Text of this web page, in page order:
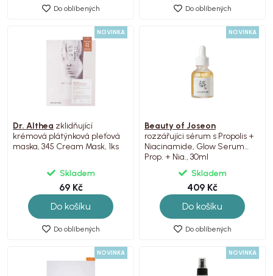
Do oblíbených Do oblíbených
NOVINKA
Dr. Althea zklidňující
krémová plátýnková pleťová
maska, 345 Cream Mask, 1ks
Skladem
69 Kč
Do košíku
Do oblíbených
NOVINKA
Beauty of Joseon
rozzářujíci sérum s Propolis +
Niacinamide, Glow Serum
Prop. + Nia., 30ml
Skladem
409 Kč
Do košíku
Do oblíbených
NOVINKA NOVINKA